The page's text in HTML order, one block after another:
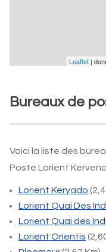
Leaflet |
Bureaux de
Voici la liste des
Poste Lorient
Lorient Keryado
Lorient Quai Des
Lorient Quai des
Lorient Orientis